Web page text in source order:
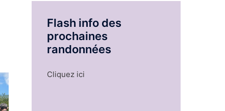
Flash info des
prochaines
randonnées
Cliquez ici